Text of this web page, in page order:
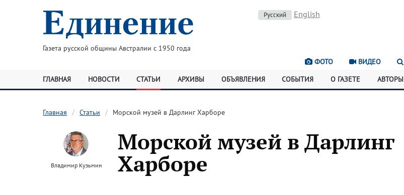
Газета русской общины Австралии с 1950 года
Русский English
ФОТО ВИДЕО
ГЛАВНАЯ НОВОСТИ СТАТЬИ АРХИВЫ ОБЪЯВЛЕНИЯ СОБЫТИЯ О ГАЗЕТЕ АВТОРЫ
Главная Статьи Морской музей в Дарлинг Харборе
Владимир Кузьмин
Морской музей в Дарлинг
Харборе